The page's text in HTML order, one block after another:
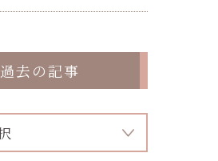
過去の記事